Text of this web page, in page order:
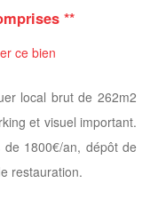
**
ce bien
local brut de 262m2
et visuel important.
1800€/an, dépôt de
restauration.